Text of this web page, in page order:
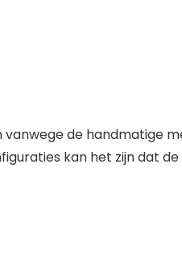
de handmatige
kan het zijn dat